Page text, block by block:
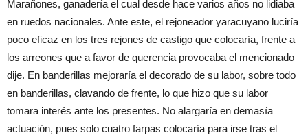
Marañones, ganadería el cual desde hace varios años no lidiaba
en ruedos nacionales. Ante este, el rejoneador yaracuyano luciría
poco eficaz en los tres rejones de castigo que colocaría, frente a
los arreones que a favor de querencia provocaba el mencionado
dije. En banderillas mejoraría el decorado de su labor, sobre todo
en banderillas, clavando de frente, lo que hizo que su labor
tomara interés ante los presentes. No alargaría en demasía
actuación, pues solo cuatro farpas colocaría para irse tras el